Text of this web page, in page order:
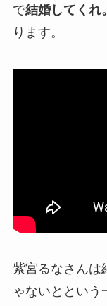
で結婚してくれ。
ります。
紫宮るなさんは
ゃないと という